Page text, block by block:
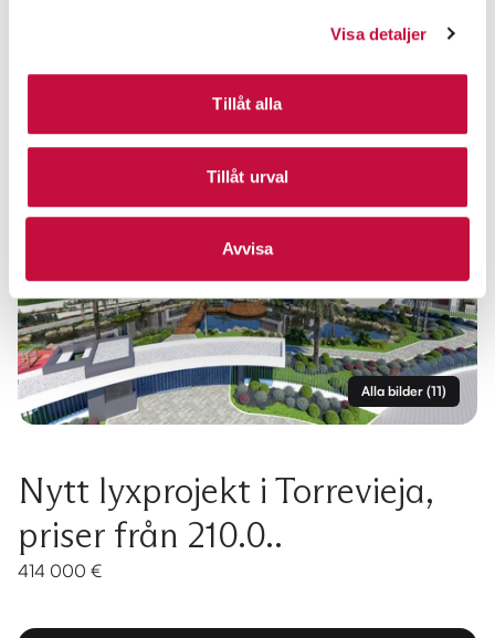
Visa detaljer
Tillåt alla
Tillåt urval
Avvisa
Alla bilder (11)
Nytt lyxprojekt i Torrevieja,
priser från 210.0..
414 000 €